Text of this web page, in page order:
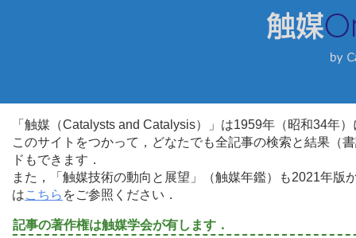
「触媒（Catalysts and Catalysis）」は1959年（昭和34年
このサイトをつかって，どなたでも全記事の検索と結果（
ドもできます．
また，「触媒技術の動向と展望」（触媒年鑑）も2021年
はこちら をご参照ください．
記事の著作権は触媒学会が有します．